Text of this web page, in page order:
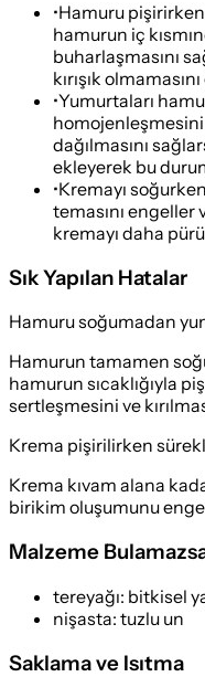
•Hamuru
hamurun iç
buharlaşmasını
kırışık
•Yumurtaları
dağılmasını
ekleyerek bu
•Kremayı
temasını engeller
kremayı daha
Sık Yapılan Hatalar
Hamuru soğumadan
Hamurun tamamen
hamurun sıcaklığıyla
sertleşmesini ve
Krema pişirilirken
Krema kıvam alana
birikim oluşumunu
Malzeme
tereyağı: bitkisel
nişasta: tuzlu un
Saklama ve Isıtma